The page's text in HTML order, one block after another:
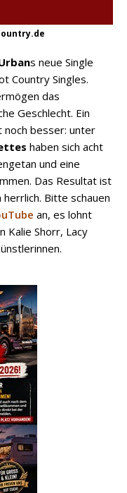
s neue Single
Country Singles.
das
Geschlecht. Ein
noch besser: unter
haben sich acht
und eine
Das Resultat ist
Bitte schauen
an, es lohnt
Kalie Shorr, Lacy